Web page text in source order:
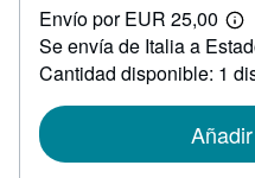
49,00
Envío por EUR 25,00
Más
las
Se envía de Italia a
Cantidad disponible: 1